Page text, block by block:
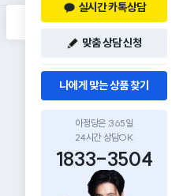
실시간 카톡상담
맞춤 상담 신청
나에게 맞는 상품 찾기
아정당은 365일
24시간 상담OK
1833-3504